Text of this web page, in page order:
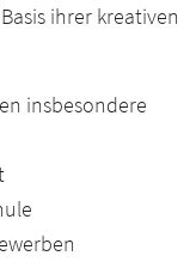
ihrer kreativen
insbesondere